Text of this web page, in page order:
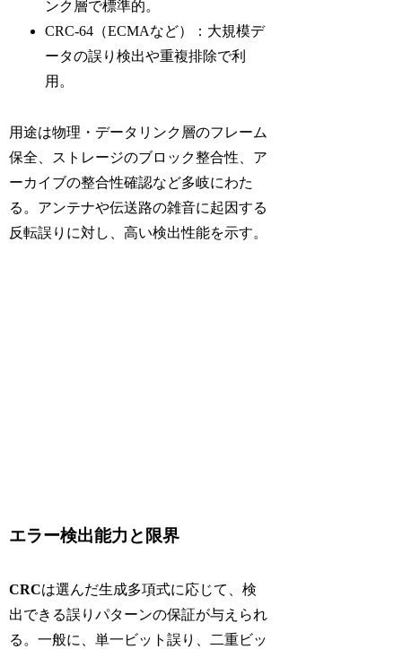
ンク層で標準的。
CRC-64（ECMAなど）：大規模デ
ータの誤り検出や重複排除で利
用。
用途は物理・データリンク層のフレーム
保全、ストレージのブロック整合性、ア
ーカイブの整合性確認など多岐にわた
る。アンテナや伝送路の雑音に起因する
反転誤りに対し、高い検出性能を示す。
エラー検出能力と限界
CRCは選んだ生成多項式に応じて、検
出できる誤りパターンの保証が与えられ
る。一般に、単一ビット誤り、二重ビッ